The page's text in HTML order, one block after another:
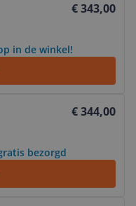
€ 343,00
in de winkel!
€ 344,00
bezorgd